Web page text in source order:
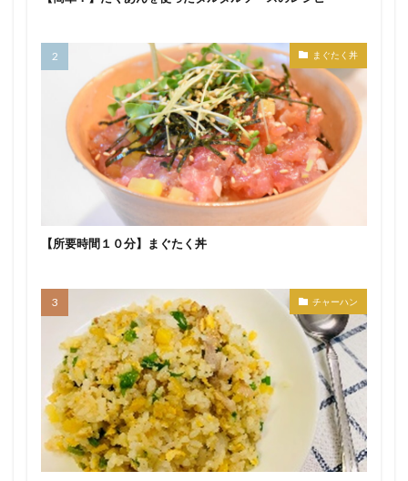
まぐたく丼
【所要時間１０分】まぐたく丼
チャーハン